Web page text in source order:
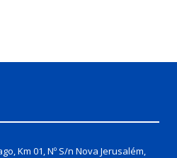
Km 01, Nº S/n Nova Jerusalém,